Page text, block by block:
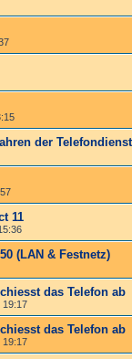
der
11
(LAN & Festnetz)
das Telefon ab
19:17
das Telefon ab
19:17